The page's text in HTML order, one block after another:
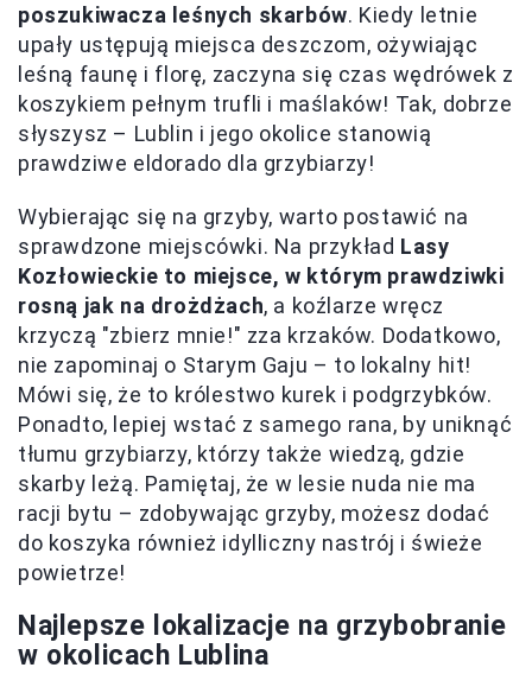
poszukiwacza leśnych skarbów. Kiedy letnie
upały ustępują miejsca deszczom, ożywiając
leśną faunę i florę, zaczyna się czas wędrówek z
koszykiem pełnym trufli i maślaków! Tak, dobrze
słyszysz – Lublin i jego okolice stanowią
prawdziwe eldorado dla grzybiarzy!
Wybierając się na grzyby, warto postawić na
sprawdzone miejscówki. Na przykład Lasy
Kozłowieckie to miejsce, w którym prawdziwki
rosną jak na drożdżach, a koźlarze wręcz
krzyczą "zbierz mnie!" zza krzaków. Dodatkowo,
nie zapominaj o Starym Gaju – to lokalny hit!
Mówi się, że to królestwo kurek i podgrzybków.
Ponadto, lepiej wstać z samego rana, by uniknąć
tłumu grzybiarzy, którzy także wiedzą, gdzie
skarby leżą. Pamiętaj, że w lesie nuda nie ma
racji bytu – zdobywając grzyby, możesz dodać
do koszyka również idylliczny nastrój i świeże
powietrze!
Najlepsze lokalizacje na grzybobranie
w okolicach Lublina